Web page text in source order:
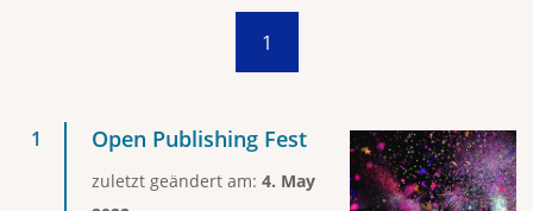
1
Open Publishing Fest
zuletzt geändert am: 4. May